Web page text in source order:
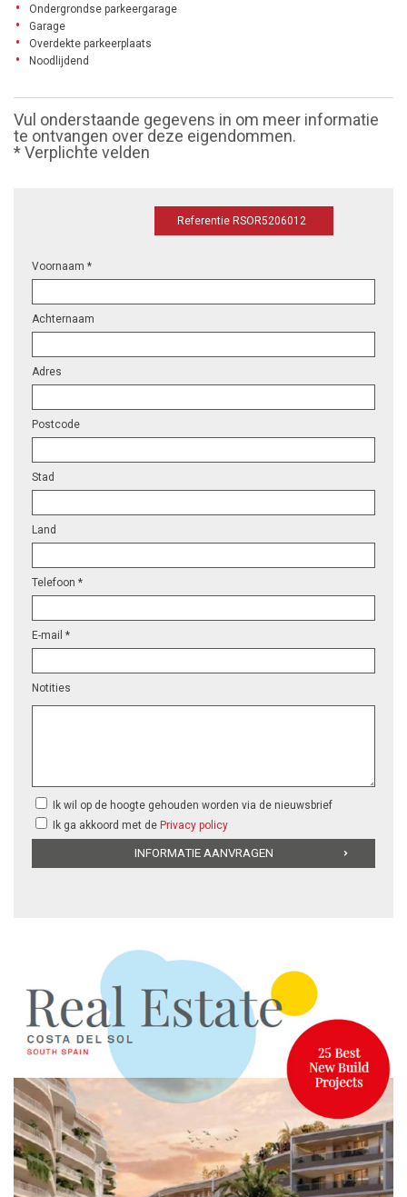
Ondergrondse parkeergarage
Garage
Overdekte parkeerplaats
Noodlijdend
Vul onderstaande gegevens in om meer informatie
te ontvangen over deze eigendommen.
* Verplichte velden
Referentie RSOR5206012
Voornaam *
Achternaam
Adres
Postcode
Stad
Land
Telefoon *
E-mail *
Notities
Ik wil op de hoogte gehouden worden via de nieuwsbrief
Ik ga akkoord met de Privacy policy